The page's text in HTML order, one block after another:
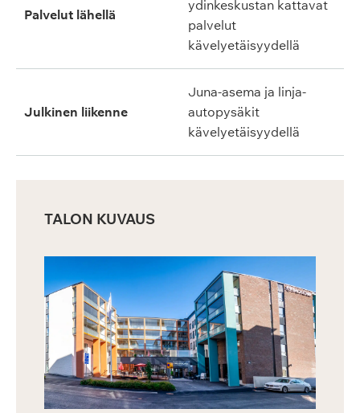
Palvelut lähellä
ydinkeskustan kattavat
palvelut
kävelyetäisyydellä
Julkinen liikenne
Juna-asema ja linja-
autopysäkit
kävelyetäisyydellä
TALON KUVAUS